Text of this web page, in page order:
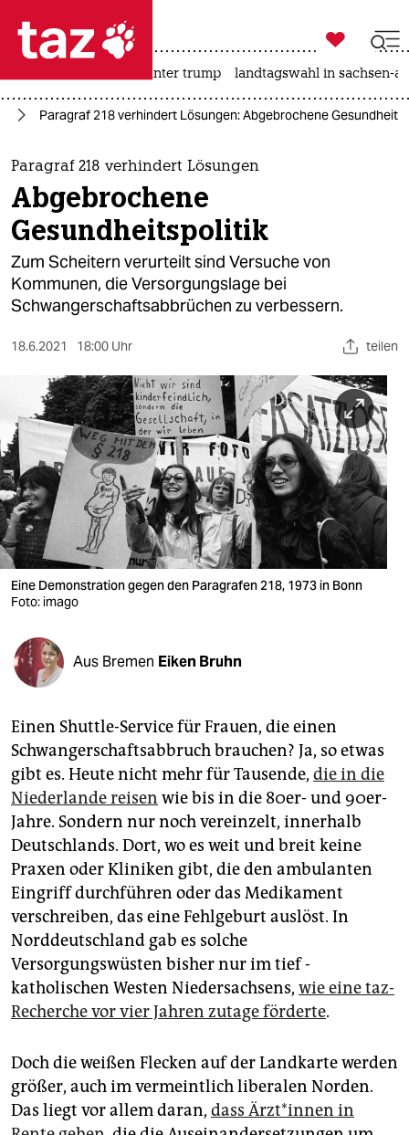
 taz zahl ich
taz zahl ich
themen
politik
öko
gesellschaft
sport
berlin
nord
wahrheit
verlag
verlag
veranstaltungen
shop
fragen & hilfe
unterstützen
abo
genossenschaft
epaper login

taz zahl ich
usa unter trump landtagswahl in sachsen-
Paragraf 218 verhindert Lösungen: Abgebrochene
Paragraf 218 verhindert Lösungen
Abgebrochene
Gesundheitspolitik
Zum Scheitern verurteilt sind Versuche von
Kommunen, die Versorgungslage bei
Schwangerschaftsabbrüchen zu verbessern.
18.6.2021 18:00 Uhr teilen
Eine Demonstration gegen den Paragrafen 218, 1973 in Bonn
Foto: imago
Aus Bremen Eiken Bruhn
Einen Shuttle-Service für Frauen, die einen
Schwangerschaftsabbruch brauchen? Ja, so etwas
gibt es. Heute nicht mehr für Tausende, die in die
Niederlande reisen wie bis in die 80er- und 90er-
Jahre. Sondern nur noch vereinzelt, innerhalb
Deutschlands. Dort, wo es weit und breit keine
Praxen oder Kliniken gibt, die den ambulanten
Eingriff durchführen oder das Medikament
verschreiben, das eine Fehlgeburt auslöst. In
Norddeutschland gab es solche
Versorgungswüsten bisher nur im tief ­
katholischen Westen Niedersachsens, wie eine taz-
Recherche vor vier Jahren zutage förderte.
Doch die weißen Flecken auf der Landkarte werden
größer, auch im vermeintlich liberalen Norden.
Das liegt vor allem daran, dass Ärz­t*in­nen in